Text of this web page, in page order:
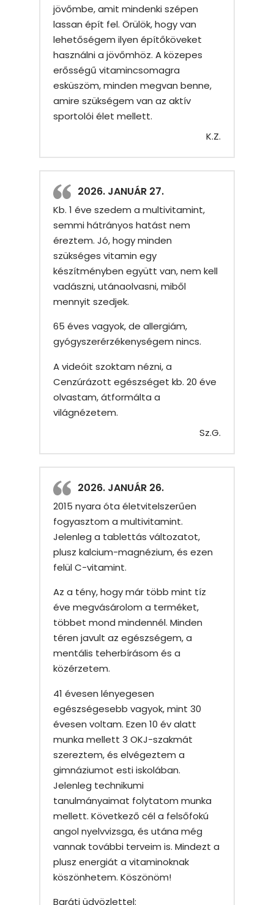
jövőmbe, amit mindenki szépen
lassan épít fel. Örülök, hogy van
lehetőségem ilyen építőköveket
használni a jövőmhöz. A közepes
erősségű vitamincsomagra
esküszöm, minden megvan benne,
amire szükségem van az aktív
sportolói élet mellett.
K.Z.
2026. JANUÁR 27.
Kb. 1 éve szedem a multivitamint,
semmi hátrányos hatást nem
éreztem. Jó, hogy minden
szükséges vitamin egy
készítményben együtt van, nem kell
vadászni, utánaolvasni, miből
mennyit szedjek.
65 éves vagyok, de allergiám,
gyógyszerérzékenységem nincs.
A videóit szoktam nézni, a
Cenzúrázott egészséget kb. 20 éve
olvastam, átformálta a
világnézetem.
Sz.G.
2026. JANUÁR 26.
2015 nyara óta életvitelszerűen
fogyasztom a multivitamint.
Jelenleg a tablettás változatot,
plusz kalcium-magnézium, és ezen
felül C-vitamint.
Az a tény, hogy már több mint tíz
éve megvásárolom a terméket,
többet mond mindennél. Minden
téren javult az egészségem, a
mentális teherbírásom és a
közérzetem.
41 évesen lényegesen
egészségesebb vagyok, mint 30
évesen voltam. Ezen 10 év alatt
munka mellett 3 OKJ-szakmát
szereztem, és elvégeztem a
gimnáziumot esti iskolában.
Jelenleg technikumi
tanulmányaimat folytatom munka
mellett. Következő cél a felsőfokú
angol nyelvvizsga, és utána még
vannak további terveim is. Mindezt a
plusz energiát a vitaminoknak
köszönhetem. Köszönöm!
Baráti üdvözlettel: